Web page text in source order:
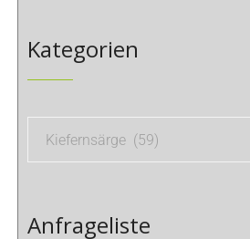
Kategorien
Anfrageliste